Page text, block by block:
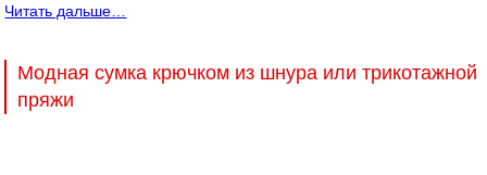
Читать дальше…
Модная сумка крючком из шнура или трикотажной
пряжи